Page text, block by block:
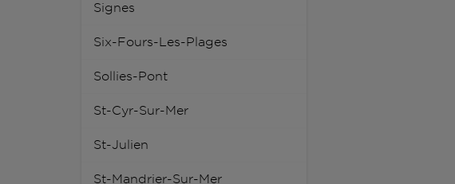
Signes
Six-Fours-Les-Plages
Sollies-Pont
St-Cyr-Sur-Mer
St-Julien
St-Mandrier-Sur-Mer